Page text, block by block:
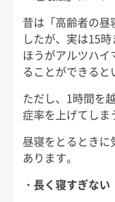
昔は「高齢者の昼
したが、実は15
ほうがアルツハ
ることができると
ただし、1時間を
症率を上げてしま
昼寝をとるときに
あります。
・長く寝すぎない